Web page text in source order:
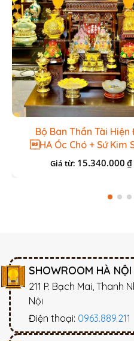
Bộ Ban Thần Tài Hiện
HA Óc Chó + Sứ Kim
Giá từ: 15.340.000 ₫
SHOWROOM HÀ NỘI
211 P. Bạch Mai, Thanh
Nội
Điện thoại: 0963.889.211